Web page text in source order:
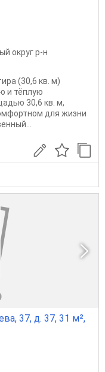
округ р-н
(30,6 кв. м)
и тёплую
30,6 кв. м,
для жизни
37, д. 37, 31 м²,